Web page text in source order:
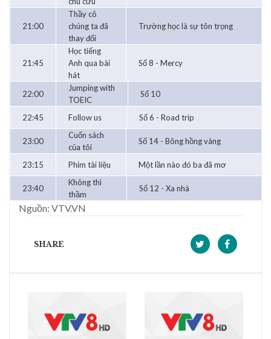
21:00
Thầy cô
chúng ta đã
thay đổi
Trường học là sự tôn trọng
21:45
Học tiếng
Anh qua bài
hát
Số 8 - Mercy
22:00
Jumping with
TOEIC
Số 10
22:45 Follow us Số 6 - Road trip
23:00
Cuốn sách
của tôi
Số 14 - Bông hồng vàng
23:15 Phim tài liệu Một lần nào đó ba đã mơ
23:40
Không thì
thầm
Số 12 - Xa nhà
Nguồn: VTV.VN
SHARE